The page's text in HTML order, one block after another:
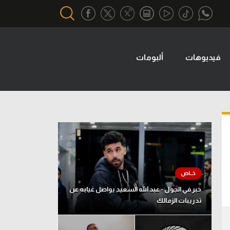
تحقيق في الجول
تقرير في الجول
تحليل في الجول
حكايات في الجول
كويز في الجول
فيديو في الجول
فيديوهات ألبومات
خبر في الجول - عبد الله السعيد يواصل غيابه عن
تدريبات الزمالك